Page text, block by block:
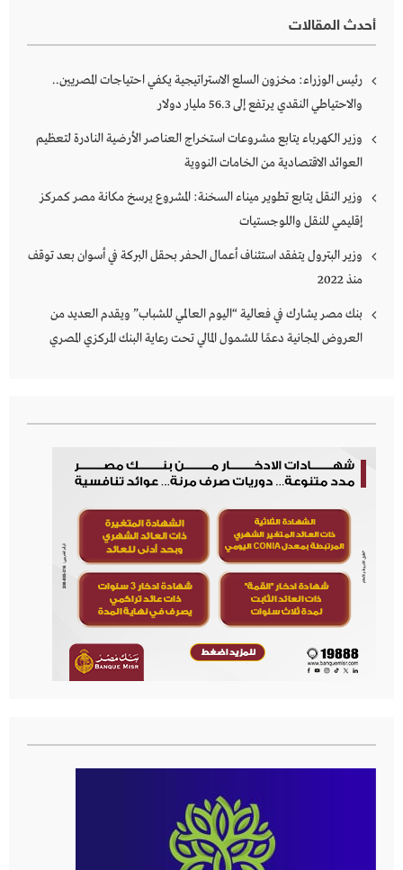
أحدث المقالات
رئيس الوزراء: مخزون السلع الاستراتيجية يكفي احتياجات المصريين..
والاحتياطي النقدي يرتفع إلى 56.3 مليار دولار
وزير الكهرباء يتابع مشروعات استخراج العناصر الأرضية النادرة لتعظيم
العوائد الاقتصادية من الخامات النووية
وزير النقل يتابع تطوير ميناء السخنة: المشروع يرسخ مكانة مصر كمركز
إقليمي للنقل واللوجستيات
وزير البترول يتفقد استئناف أعمال الحفر بحقل البركة في أسوان بعد توقف
منذ 2022
بنك مصر يشارك في فعالية “اليوم العالمي للشباب” ويقدم العديد من
العروض المجانية دعمًا للشمول المالي تحت رعاية البنك المركزي المصري